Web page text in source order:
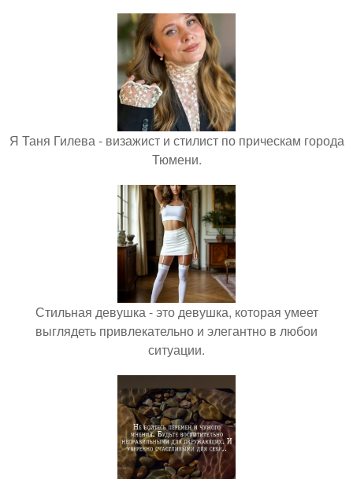
Я Таня Гилева - визажист и стилист по прическам города
Тюмени.
Стильная девушка - это девушка, которая умеет
выглядеть привлекательно и элегантно в любои
ситуации.